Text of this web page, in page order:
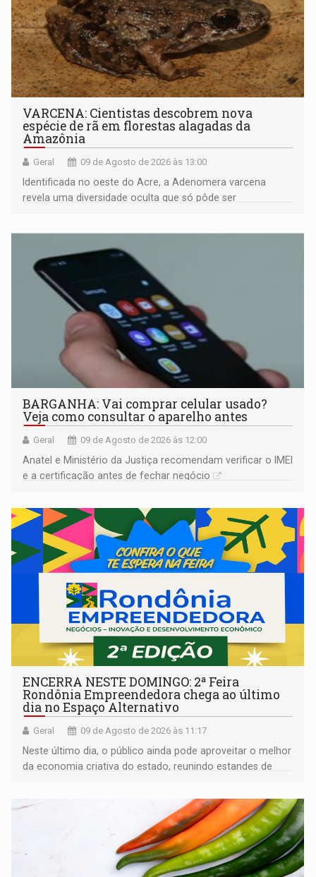
VARCENA: Cientistas descobrem nova
espécie de rã em florestas alagadas da
Amazônia
Geral 09 de Agosto de 2026 às 13:00
Identificada no oeste do Acre, a Adenomera varcena
revela uma diversidade oculta que só pôde ser
BARGANHA: Vai comprar celular usado?
Veja como consultar o aparelho antes
Geral 09 de Agosto de 2026 às 12:00
Anatel e Ministério da Justiça recomendam verificar o IMEI
e a certificação antes de fechar negócio
ENCERRA NESTE DOMINGO: 2ª Feira
Rondônia Empreendedora chega ao último
dia no Espaço Alternativo
Geral 09 de Agosto de 2026 às 11:17
Neste último dia, o público ainda pode aproveitar o melhor
da economia criativa do estado, reunindo estandes de